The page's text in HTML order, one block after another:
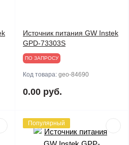
Источник питания GW Instek
GPD-73303S
ПО ЗАПРОСУ
Код товара: geo-84690
0.00 руб.
Популярный